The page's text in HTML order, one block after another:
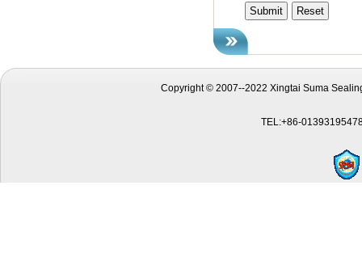
Copyright © 2007--2022 Xingtai Suma
TEL:+86-